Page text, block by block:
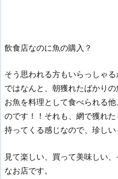
飲食店なのに魚の購入？
そう思われる方もいらっしゃ
ではなんと、朝獲れたばかり
お魚を料理として食べられる
のです！！それも、網で獲れ
持ってくる感じなので、珍しい
見て楽しい、買って美味しい
なお店です。